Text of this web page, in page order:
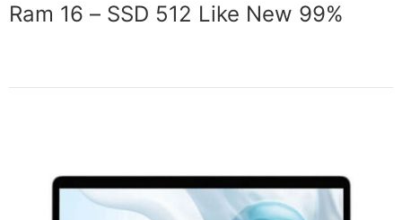
Ram 16 – SSD 512 Like New 99%